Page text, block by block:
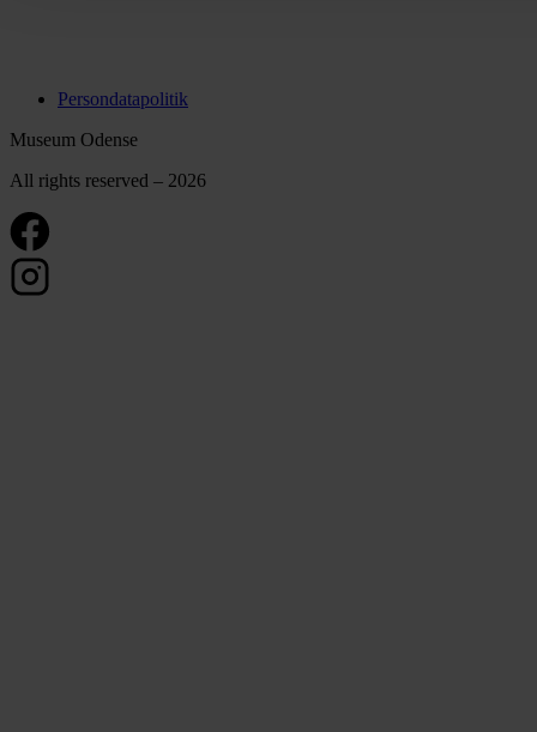
Persondatapolitik
Museum Odense
All rights reserved – 2026